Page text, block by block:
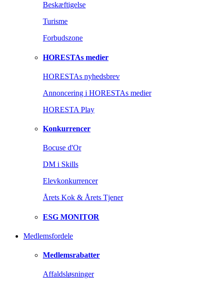
Beskæftigelse
Turisme
Forbudszone
HORESTAs medier
HORESTAs nyhedsbrev
Annoncering i HORESTAs medier
HORESTA Play
Konkurrencer
Bocuse d'Or
DM i Skills
Elevkonkurrencer
Årets Kok & Årets Tjener
ESG MONITOR
Medlemsfordele
Medlemsrabatter
Affaldsløsninger